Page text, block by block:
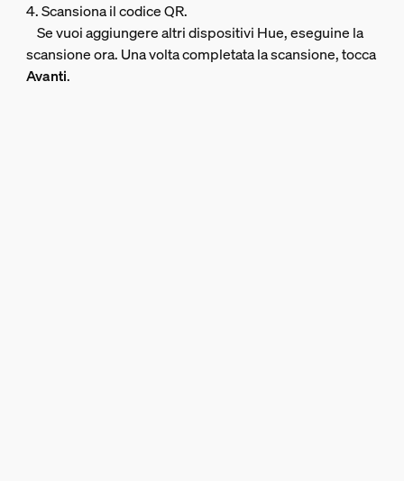
4. Scansiona il codice QR.
Se vuoi aggiungere altri dispositivi Hue, eseguine la
scansione ora. Una volta completata la scansione, tocca
Avanti.